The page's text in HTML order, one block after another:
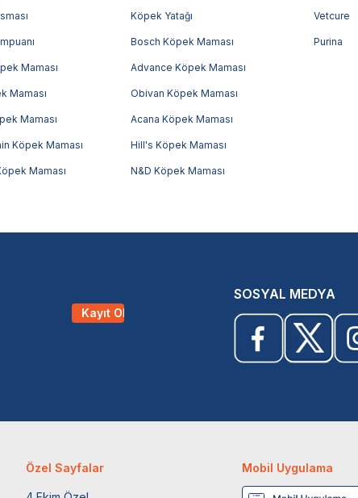
Köpek Yatağı
Bosch Köpek Maması
Maması Advance Köpek Maması
Maması Obivan Köpek Maması
Maması Acana Köpek Maması
Köpek Maması Hill's Köpek Maması
Maması N&D Köpek Maması
Vetcure
Purina
Kayıt Ol
SOSYAL MEDYA
Özel Sayfalar Mobil Uygulama